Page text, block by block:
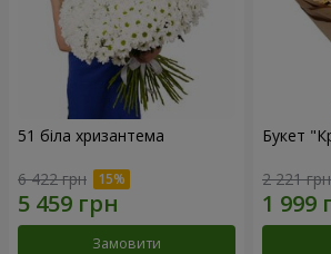
51 біла хризантема
6 422 грн
Замовити
Букет
2 221 грн